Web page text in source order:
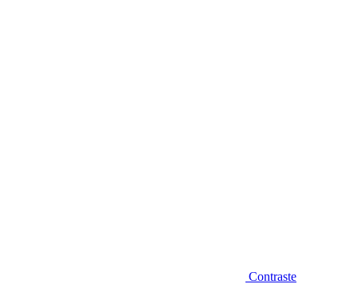
Contraste